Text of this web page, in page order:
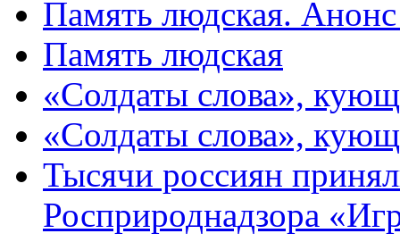
Память людская.
Память людская
«Солдаты слова»,
«Солдаты слова»,
Тысячи россиян
Росприроднадзора